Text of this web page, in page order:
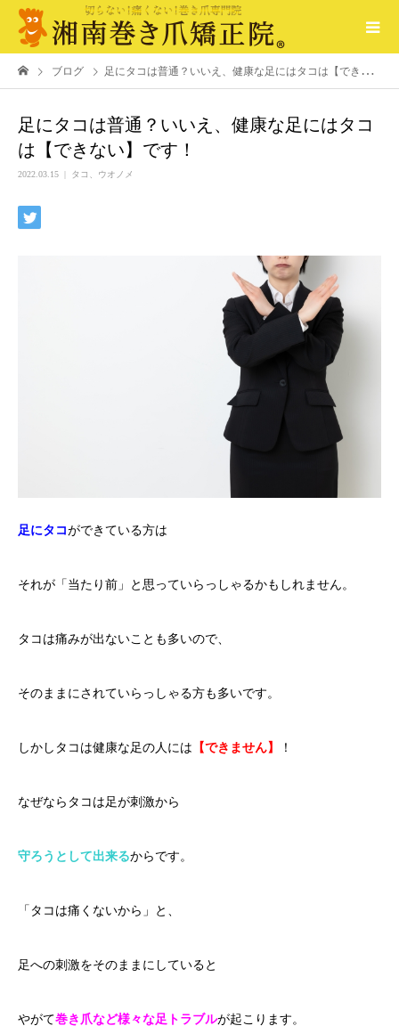
ブログ 足にタコは普通？いいえ、健康な足にはタコは【できない】です！
足にタコは普通？いいえ、健康な足にはタコ
は【できない】です！
2022.03.15 タコ、ウオノメ
足にタコができている方は
それが「当たり前」と思っていらっしゃるかもしれません。
タコは痛みが出ないことも多いので、
そのままにされていらっしゃる方も多いです。
しかしタコは健康な足の人には 【できません】 ！
なぜならタコは足が刺激から
守ろうとして出来るからです。
「タコは痛くないから」と、
足への刺激をそのままにしていると
やがて巻き爪など様々な足トラブルが起こります。